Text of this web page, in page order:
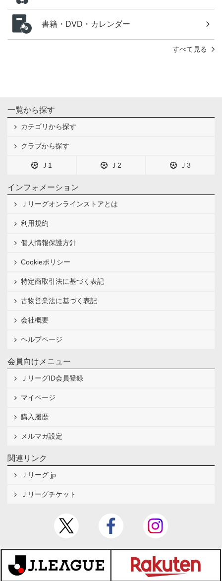
書籍・DVD・カレンダー
すべて見る
一覧から探す
カテゴリから探す
クラブから探す
Ｊ1 Ｊ2 Ｊ3
インフォメーション
Ｊリーグオンラインストアとは
利用規約
個人情報保護方針
Cookieポリシー
特定商取引法に基づく表記
古物営業法に基づく表記
会社概要
ヘルプページ
会員向けメニュー
ＪリーグID会員登録
マイページ
購入履歴
メルマガ設定
関連リンク
Ｊリーグ.jp
Ｊリーグチケット